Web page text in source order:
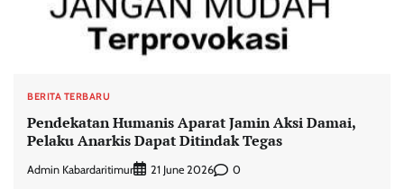
BERITA TERBARU
Pendekatan Humanis Aparat Jamin Aksi Damai,
Pelaku Anarkis Dapat Ditindak Tegas
Admin Kabardaritimur 21 June 2026 0